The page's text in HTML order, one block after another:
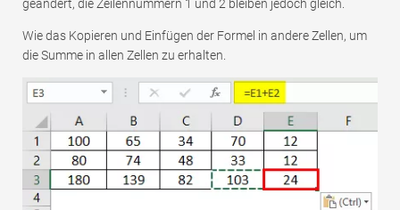
geändert, die Zeilennummern 1 und 2 bleiben jedoch gleich.
Wie das Kopieren und Einfügen der Formel in andere Zellen, um
die Summe in allen Zellen zu erhalten.